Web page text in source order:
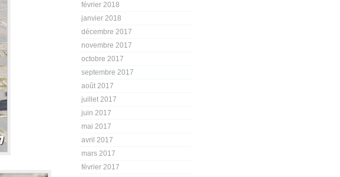
février 2018
janvier 2018
décembre 2017
novembre 2017
octobre 2017
septembre 2017
août 2017
juillet 2017
juin 2017
mai 2017
avril 2017
mars 2017
février 2017